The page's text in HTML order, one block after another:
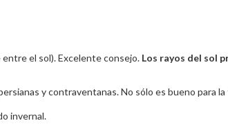
el sol). Excelente consejo. Los rayos del sol
y contraventanas. No sólo es bueno
invernal.